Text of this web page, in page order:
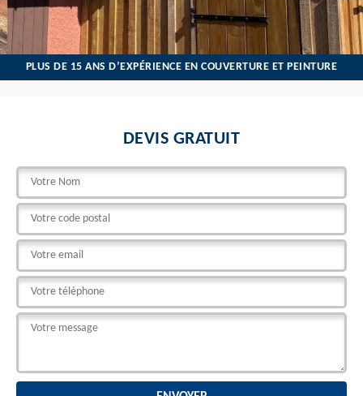
PLUS DE 15 ANS D’EXPÉRIENCE EN COUVERTURE ET PEINTURE
DEVIS GRATUIT